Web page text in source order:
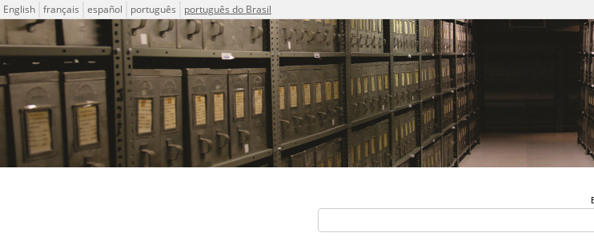
Idioma
English français español português português do Brasil
Descrições arquivísticas do acervo do Arquivo Público do Estado de São Paulo
Projeto ICA-AtoM